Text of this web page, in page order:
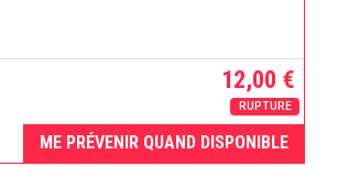
12,00 €
RUPTURE
ME PRÉVENIR QUAND DISPONIBLE